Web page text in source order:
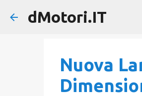
dMotori.IT
Nuova